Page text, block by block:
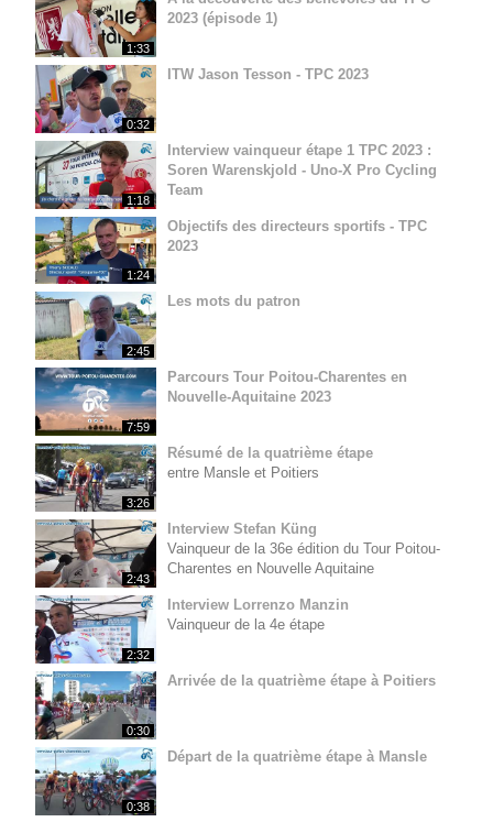
1:33
2023 (épisode 1)
0:32
ITW Jason Tesson - TPC 2023
1:18
Interview vainqueur étape 1 TPC 2023 :
Soren Warenskjold - Uno-X Pro Cycling
Team
1:24
Objectifs des directeurs sportifs - TPC
2023
2:45
Les mots du patron
7:59
Parcours Tour Poitou-Charentes en
Nouvelle-Aquitaine 2023
3:26
Résumé de la quatrième étape
entre Mansle et Poitiers
2:43
Interview Stefan Küng
Vainqueur de la 36e édition du Tour Poitou-
Charentes en Nouvelle Aquitaine
2:32
Interview Lorrenzo Manzin
Vainqueur de la 4e étape
0:30
Arrivée de la quatrième étape à Poitiers
0:38
Départ de la quatrième étape à Mansle